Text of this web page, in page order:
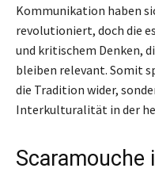
Kommunikation haben
revolutioniert, doch die
und kritischem Denken,
bleiben relevant. Somit
die Tradition wider,
Interkulturalität in der
Scaramouche